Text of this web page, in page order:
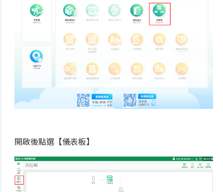
開啟後點選【儀表板】